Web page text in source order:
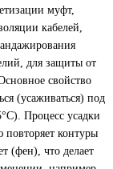
муфт,
кабелей,
для защиты от
свойство
(усаживаться) под
Процесс усадки
контуры
(фен), что делает